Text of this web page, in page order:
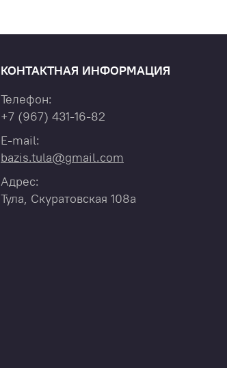
КОНТАКТНАЯ ИНФОРМАЦИЯ
Телефон:
+7 (967) 431-16-82
E-mail:
bazis.tula@gmail.com
Адрес:
Тула, Скуратовская 108а